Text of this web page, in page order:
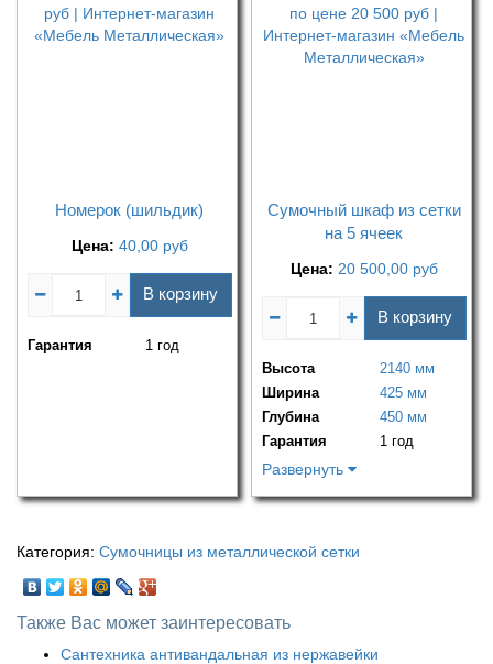
Номерок (шильдик)
Цена: 40,00 руб
В корзину
Гарантия 1 год
Сумочный шкаф из сетки
на 5 ячеек
Цена: 20 500,00 руб
В корзину
Высота
2140 мм
Ширина
425 мм
Глубина
450 мм
Гарантия
1 год
Развернуть
Категория: Сумочницы из металлической сетки
Также Вас может заинтересовать
Сантехника антивандальная из нержавейки